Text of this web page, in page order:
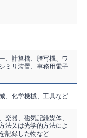
、計算機、謄写機、ワ
ミリ装置、事務用電子
、化学機械、工具など
楽器、磁気記録媒体、
法又は光学的方法によ
記録した物など